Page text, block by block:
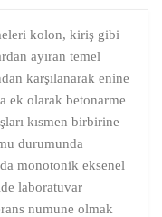
kolon, kiriş gibi
ayıran temel
karşılanarak enine
ek olarak betonarme
kısmen birbirine
durumunda
monotonik eksenel
laboratuvar
numune olmak